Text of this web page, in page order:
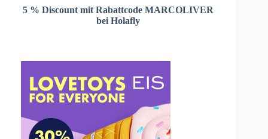
5 % Discount mit Rabattcode MARCOLIVER
bei Holafly